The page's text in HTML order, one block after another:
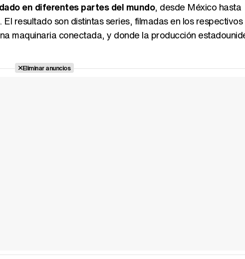
en diferentes partes del mundo, desde México hasta
resultado son distintas series, filmadas en los
maquinaria conectada, y donde la producción
Eliminar anuncios